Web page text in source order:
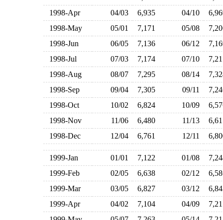
1998-Apr
04/03 6,935 04/10
1998-May
05/01 7,171 05/08
1998-Jun
06/05 7,136 06/12
1998-Jul
07/03 7,174 07/10
1998-Aug
08/07 7,295 08/14
1998-Sep
09/04 7,305 09/11
1998-Oct
10/02 6,824 10/09
1998-Nov
11/06 6,480 11/13
1998-Dec
12/04 6,761 12/11
1999-Jan 01/01 7,122 01/08
1999-Feb
02/05 6,638 02/12
1999-Mar
03/05 6,827 03/12
1999-Apr
04/02 7,104 04/09